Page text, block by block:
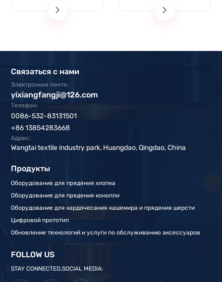
для смешивания
Связаться с нами
Электронная почта:
yixiangfangji@126.com
Телефон:
0086-532-83131501
+86 13854283668
Адрес:
Wangtai textile industry park, Huangdao, Qingdao, China
Продукты
Оборудование для прядения хлопка
Оборудование для прядения конопли
Оборудование для кардочесания кашемира и прядения шерсти
Цифровой прототип
Обновление технологий и услуги по обслуживанию аксессуаров
FOLLOW US
STAY CONNECTED,SOCIAL MEDIA: